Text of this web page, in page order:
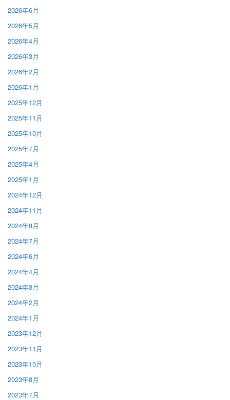
2026年6月
2026年5月
2026年4月
2026年3月
2026年2月
2026年1月
2025年12月
2025年11月
2025年10月
2025年7月
2025年4月
2025年1月
2024年12月
2024年11月
2024年8月
2024年7月
2024年6月
2024年4月
2024年3月
2024年2月
2024年1月
2023年12月
2023年11月
2023年10月
2023年8月
2023年7月